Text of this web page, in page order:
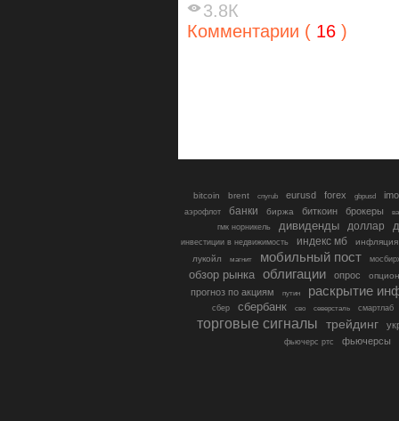
3.8К
Комментарии ( 16 )
bitcoin brent cnyrub eurusd forex gbpusd
аэрофлот банки биржа биткоин брокеры
гмк норникель
дивиденды доллар
инвестиции в недвижимость индекс мб
инфляция
лукойл
магнит мобильный пост
обзор рынка облигации опрос
прогноз по акциям путин раскрытие
сбер сбербанк сво северсталь смартлаб
торговые сигналы трейдинг
фьючерс ртс фьючерсы